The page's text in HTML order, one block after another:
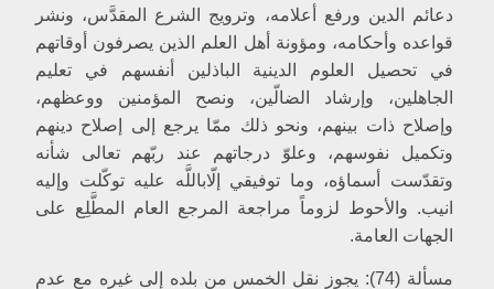
الفصل الثالث في مكروهات الجنب‏
الفصل الرابع في واجباته
الفصل الخامس في جملة من آدابه وأحكامه‏
المقصد الثاني في غسل الحيض‏
الفصل الأول في سببه
الفصل الثاني حكم الدم قبل البلوغ وبعد اليأس وعند الحمل‏
الفصل الثالث أقلّ الحيض وأكثره‏
الفصل الرابع في أنواع العادة وأحكامها
الفصل الخامس النقاء المتخلّل‏
الفصل السادس في جملة من حالات الشكّ‏
الفصل السابع في أحكام الحيض
المقصد الرابع في النفاس‏
دعائم الدين ورفع أعلامه، وترويج الشرع المقدَّس، ونشر
قواعده وأحكامه، ومؤونة أهل العلم الذين يصرفون أوقاتهم
في تحصيل العلوم الدينية الباذلين أنفسهم في تعليم
الجاهلين، وإرشاد الضالّين، ونصح المؤمنين ووعظهم،
وإصلاح ذات بينهم، ونحو ذلك ممّا يرجع إلى إصلاح دينهم
وتكميل نفوسهم، وعلوّ درجاتهم عند ربّهم تعالى شأنه
وتقدّست أسماؤه، وما توفيقي إلّاباللَّه عليه توكّلت وإليه
انيب. والأحوط لزوماً مراجعة المرجع العام المطَّلِع على
الجهات العامة.
مسألة (74): يجوز نقل الخمس من بلده إلى غيره مع عدم